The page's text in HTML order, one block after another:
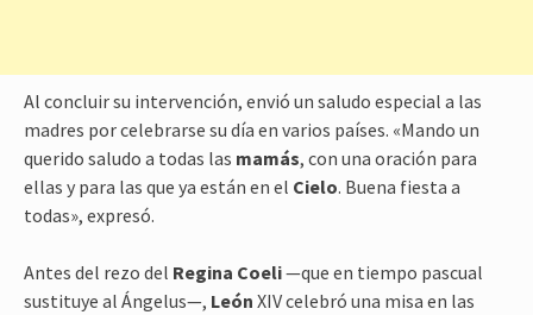
Al concluir su intervención, envió un saludo especial a las
madres por celebrarse su día en varios países. «Mando un
querido saludo a todas las mamás, con una oración para
ellas y para las que ya están en el Cielo. Buena fiesta a
todas», expresó.
Antes del rezo del Regina Coeli—que en tiempo pascual
sustituye al Ángelus—, León XIV celebró una misa en las